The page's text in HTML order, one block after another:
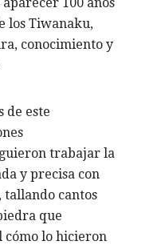
los Tiwanaku,
conocimiento y
de este
trabajar la
y precisa con
tallando cantos
que
cómo lo hicieron